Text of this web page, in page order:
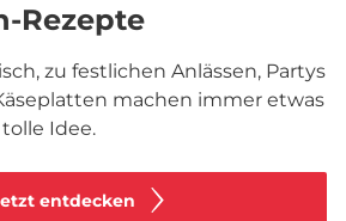
Rezepte
zu festlichen Anlässen, Partys
machen immer etwas
Idee.
entdecken